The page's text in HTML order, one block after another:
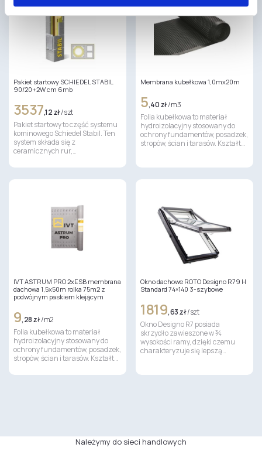
Pakiet startowy SCHIEDEL STABIL
90/20+2W cm 6mb
3537,12 zł/ szt
Pakiet startowy to część systemu
kominowego Schiedel Stabil. Ten
system składa się z
ceramicznych rur,…
Membrana kubełkowa 1,0mx20m
5,40 zł/ m3
Folia kubełkowa to materiał
hydroizolacyjny stosowany do
ochrony fundamentów, posadzek,
stropów, ścian i tarasów. Kształt…
IVT ASTRUM PRO 2xESB membrana
dachowa 1,5x50m rolka 75m2 z
podwójnym paskiem klejącym
9,28 zł/ m2
Folia kubełkowa to materiał
hydroizolacyjny stosowany do
ochrony fundamentów, posadzek,
stropów, ścian i tarasów. Kształt…
Okno dachowe ROTO Designo R79 H
Standard 74×140 3-szybowe
1819,63 zł/ szt
Okno Designo R7 posiada
skrzydło zawieszone w ¾
wysokości ramy, dzięki czemu
charakteryzuje się lepszą…
Należymy do sieci handlowych